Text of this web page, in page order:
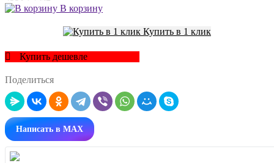
В корзину
Купить в 1 клик
Купить дешевле
Поделиться
Написать в MAX